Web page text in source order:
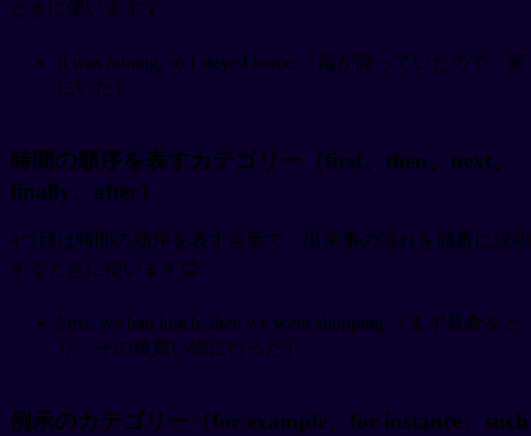
ときに使います💡
It was raining, so I stayed home.（雨が降っていたので、家
にいた）
時間の順序を表すカテゴリー（first、then、next、
finally、after）
4つ目は時間の順序を表す言葉で、出来事の流れを順番に説明
するときに使います😊
First, we had lunch, then we went shopping.（まず昼食をと
り、その後買い物に行った）
例示のカテゴリー（for example、for instance、such